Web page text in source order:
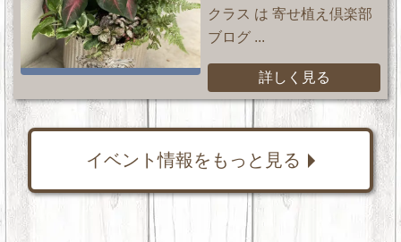
クラス は 寄せ植え倶楽部
ブログ ...
詳しく見る
イベント情報をもっと見る